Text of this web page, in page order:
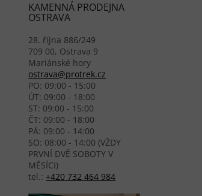
KAMENNÁ PRODEJNA
OSTRAVA
28. října 886/249
709 00, Ostrava 9
Mariánské hory
ostrava@protrek.cz
PO: 09:00 - 15:00
ÚT: 09:00 - 18:00
ST: 09:00 - 15:00
ČT: 09:00 - 18:00
PÁ: 09:00 - 14:00
SO: 08:00 - 14:00 (VŽDY
PRVNÍ DVĚ SOBOTY V
MĚSÍCI)
tel.:+420 732 464 984